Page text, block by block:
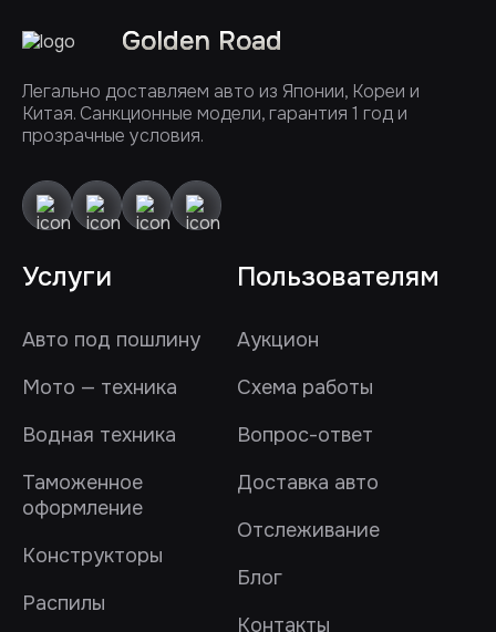
Golden Road
Легально доставляем авто из Японии, Кореи и
Китая. Санкционные модели, гарантия 1 год и
прозрачные условия.
Услуги
Авто под пошлину
Мото — техника
Водная техника
Таможенное
оформление
Конструкторы
Распилы
Пользователям
Аукцион
Схема работы
Вопрос-ответ
Доставка авто
Отслеживание
Блог
Контакты